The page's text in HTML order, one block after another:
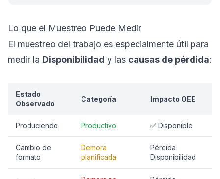
Lo que el Muestreo Puede Medir
El muestreo del trabajo es especialmente útil para
medir la Disponibilidad y las causas de pérdida:
Estado
Observado
Categoría Impacto OEE
Produciendo Productivo ✅ Disponible
Cambio de
formato
Demora
planificada
Pérdida
Disponibilidad